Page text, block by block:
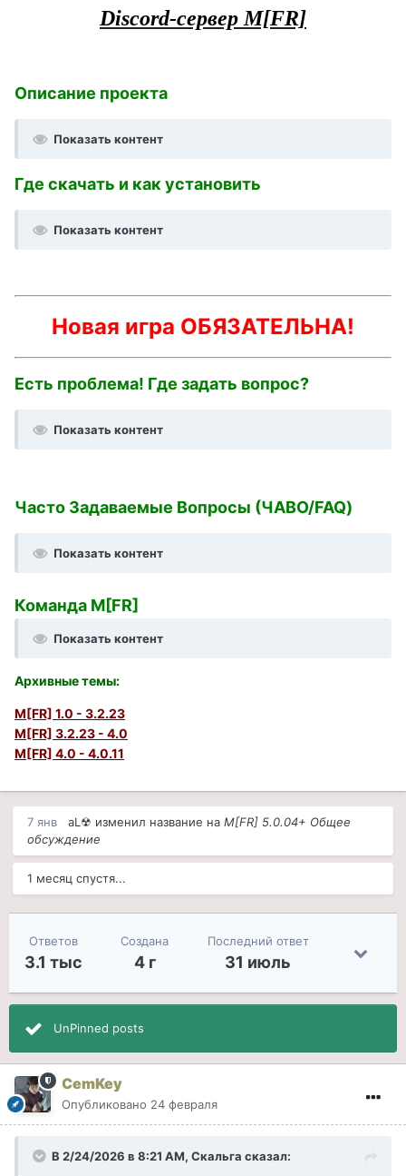
Discord-сервер M[FR]
Описание проекта
Показать контент
Где скачать и как установить
Показать контент
Новая игра ОБЯЗАТЕЛЬНА!
Есть проблема! Где задать вопрос?
Показать контент
Часто Задаваемые Вопросы (ЧАВО/FAQ)
Показать контент
Команда M[FR]
Показать контент
Архивные темы:
M[FR] 1.0 - 3.2.23
M[FR] 3.2.23 - 4.0
M[FR] 4.0 - 4.0.11
7 янв aL☢ изменил название на M[FR] 5.0.04+ Общее
обсуждение
1 месяц спустя...
Ответов
3.1 тыс
Создана
4 г
Последний ответ
31 июль
UnPinned posts
CemKey
Опубликовано 24 февраля
В 2/24/2026 в 8:21 AM, Скальга сказал: